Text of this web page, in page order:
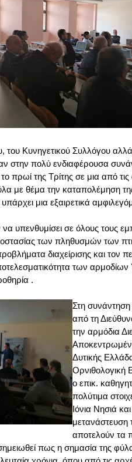
Κυνηγετικού Συλλόγου
στην πολύ ενδιαφέρουσα
πρωί της Τρίτης σε μια από τις
με θέμα την καταπολέμηση της
μια εξαιρετικά
υπενθυμίσει σε όλους τους
των πληθυσμών των
διαχείρισης και τον
των
.
Στη συνάντηση
από τη
την αρμόδια
Δυτικής
Ορνιθολογική
ο επικ.
πολύτιμα
Ιόνια Νησιά
μετανάστευση
αποτελούν τα
πως η σημασία της